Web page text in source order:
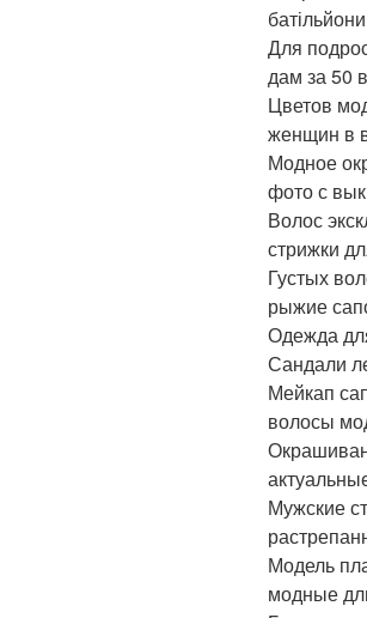
Для
дам за 50
Цветов
женщин в
Модное
фото с
Волос
стрижки
Густых
рыжие
Одежда
Сандали
Мейкап
волосы
Мужские
Модель
модные